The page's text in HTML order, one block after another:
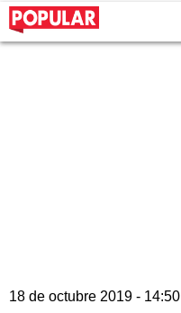
18 de octubre 2019 - 14:50